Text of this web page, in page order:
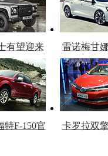
有望迎来
产
雷诺梅甘
官
特F-150官
卡罗拉双